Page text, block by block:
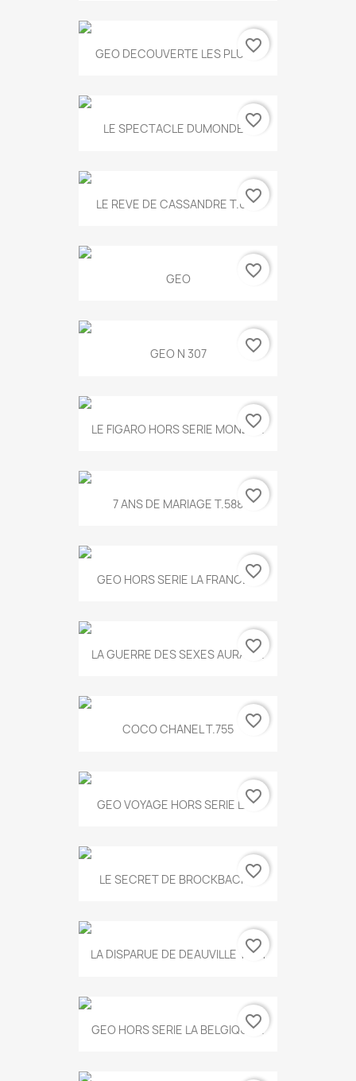
GEO DECOUVERTE LES PLUS...
favorite_border
LE SPECTACLE DUMONDE...favorite_border
LE REVE DE CASSANDRE T.634
favorite_border
GEO favorite_border
GEO N 307 favorite_border
LE FIGARO HORS SERIE MONET...
favorite_border
7 ANS DE MARIAGE T.588 favorite_border
GEO HORS SERIE LA FRANCE...
favorite_border
LA GUERRE DES SEXES AURA T...
favorite_border
COCO CHANEL T.755 favorite_border
GEO VOYAGE HORS SERIE LA...
favorite_border
LE SECRET DE BROCKBACK...
favorite_border
LA DISPARUE DE DEAUVILLE T.551
favorite_border
GEO HORS SERIE LA BELGIQUE...
favorite_border